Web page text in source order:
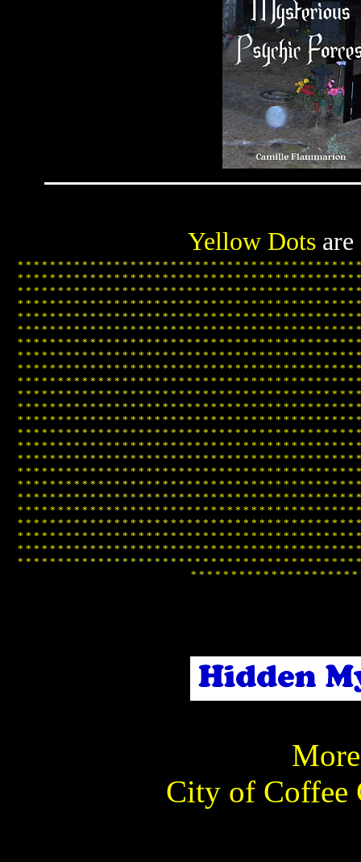
Yellow Dots
* * * * * * * * * * * * * * * * * * * * * * * * * * * * * * * * * * * * * * * * * *
* * * * * * * * * * * * * * * * * * * * * * * * * * * * * * * * * * * * * * * * * *
* * * * * * * * * * * * * * * * * * * * * * * * * * * * * * * * * * * * * * * * * *
* * * * * * * * * * * * * * * * * * * * * * * * * * * * * * * * * * * * * * * * * *
* * * * * * * * * * * * * * * * * * * * * * * * * * * * * * * * * * * * * * * * * *
* * * * * * * * * * * * * * * * * * * * * * * * * * * * * * * * * * * * * * * * * *
* * * * * * * * * * * * * * * * * * * * * * * * * * * * * * * * * * * * * * * * * *
* * * * * * * * * * * * * * * * * * * * * * * * * * * * * * * * * * * * * * * * * *
* * * * * * * * * * * * * * * * * * * * * * * * * * * * * * * * * * * * * * * * * *
* * * * * * * * * * * * * * * * * * * * * * * * * * * * * * * * * * * * * * * * * *
* * * * * * * * * * * * * * * * * * * * * * * * * * * * * * * * * * * * * * * * * *
* * * * * * * * * * * * * * * * * * * * * * * * * * * * * * * * * * * * * * * * * *
* * * * * * * * * * * * * * * * * * * * * * * * * * * * * * * * * * * * * * * * * *
* * * * * * * * * * * * * * * * * * * * * * * * * * * * * * * * * * * * * * * * * *
* * * * * * * * * * * * * * * * * * * * * * * * * * * * * * * * * * * * * * * * * *
* * * * * * * * * * * * * * * * * * * * * * * * * * * * * * * * * * * * * * * * * *
* * * * * * * * * * * * * * * * * * * * * * * * * * * * * * * * * * * * * * * * * *
* * * * * * * * * * * * * * * * * * * * * * * * * * * * * * * * * * * * * * * * * *
* * * * * * * * * * * * * * * * * * * * * * * * * * * * * * * * * * * * * * * * * *
* * * * * * * * * * * * * * * * * * * * * * * * * * * * * * * * * * * * * * * * * *
* * * * * * * * * * * * * * * * * * * * * * * * * * * * * * * * * * * * * * * * * *
* * * * * * * * * * * * * * * * * * * * * * * * * * * * * * * * * * * * * * * * * *
* * * * * * * * * * * * * * * * * * * * * * * * * * * * * * * * * * * * * * * * * *
* * * * * * * * * * * * * * * * * * * * * * * * * * * * * * * * * * * * * * * * * *
* * * * * * * * * * * * * * * * * * * * *
City of Coffee